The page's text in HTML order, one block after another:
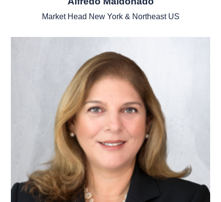
Market Head New York & Northeast US